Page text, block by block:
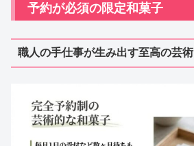
予約が必須の限定和菓子
職人の手仕事が生み出す至高の芸術